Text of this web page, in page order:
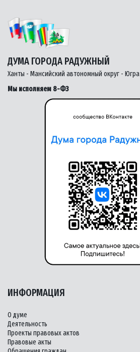
ДУМА ГОРОДА РАДУЖНЫЙ
Ханты - Мансийский автономный округ - Югра
Мы исполняем 8-ФЗ
ИНФОРМАЦИЯ
О думе
Деятельность
Проекты правовых актов
Правовые акты